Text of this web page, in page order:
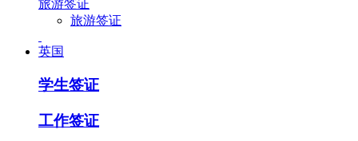
旅游签证
旅游签证
英国
学生签证
工作签证